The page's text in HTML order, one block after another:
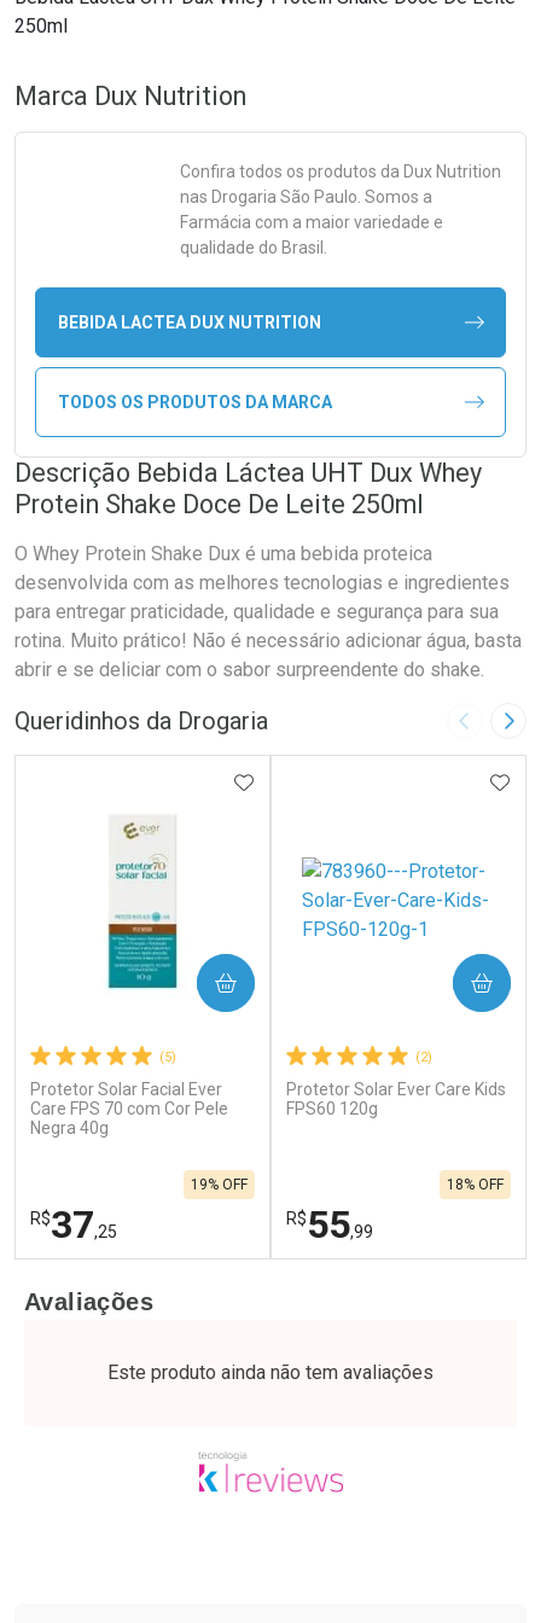
250ml
Marca Dux Nutrition
Confira todos os produtos da Dux Nutrition
nas Drogaria São Paulo. Somos a
Farmácia com a maior variedade e
qualidade do Brasil.
BEBIDA LACTEA DUX NUTRITION
TODOS OS PRODUTOS DA MARCA
Descrição Bebida Láctea UHT Dux Whey
Protein Shake Doce De Leite 250ml
O Whey Protein Shake Dux é uma bebida proteica
desenvolvida com as melhores tecnologias e ingredientes
para entregar praticidade, qualidade e segurança para sua
rotina. Muito prático! Não é necessário adicionar água, basta
abrir e se deliciar com o sabor surpreendente do shake.
Queridinhos da Drogaria Imagem
(5)
Protetor Solar Facial Ever
Care FPS 70 com Cor Pele
Negra 40g
R$37,25
19% OFF
ADICIONAR AOS FAVORITOS
COMPRAR
Laboratório
Por Menos
(2)
Protetor Solar Ever Care Kids
FPS60 120g
R$55,99
18% OFF
COMPRAR
Laboratório
Por Menos
Avaliações
Este produto ainda não tem avaliações